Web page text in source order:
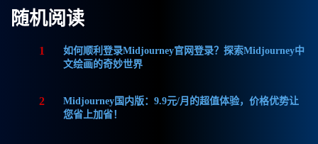
随机阅读
1
如何顺利登录Midjourney官网登录？探索Midjourney中
文绘画的奇妙世界
2
Midjourney国内版：9.9元/月的超值体验，价格优势让
您省上加省！